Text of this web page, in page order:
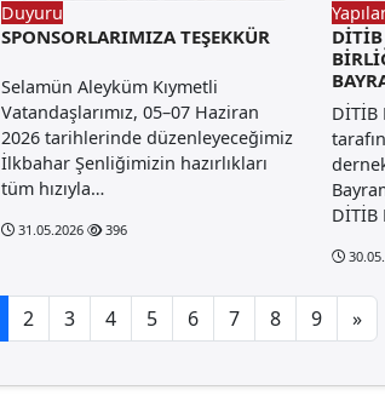
Duyuru
SPONSORLARIMIZA TEŞEKKÜR
Selamün Aleyküm Kıymetli
Vatandaşlarımız, 05–07 Haziran
2026 tarihlerinde düzenleyeceğimiz
İlkbahar Şenliğimizin hazırlıkları
tüm hızıyla…
31.05.2026 396
DİTİB
DİTİB
DİTİB
2 3 4 5 6 7 8 9 »